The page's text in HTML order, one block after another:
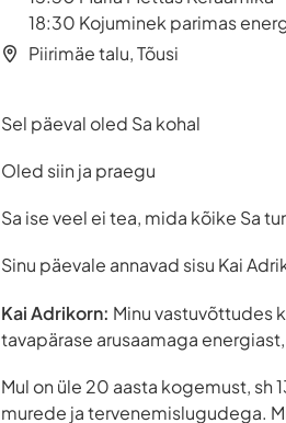
18:30 Kojuminek parimas
Piirimäe talu, Tõusi
Sel päeval oled Sa kohal
Oled siin ja praegu
Sa ise veel ei tea, mida kõike Sa
Sinu päevale annavad sisu Kai
Kai Adrikorn: Minu vastuvõttudes
tavapärase arusaamaga
Mul on üle 20 aasta kogemust, sh
murede ja tervenemislugudega.